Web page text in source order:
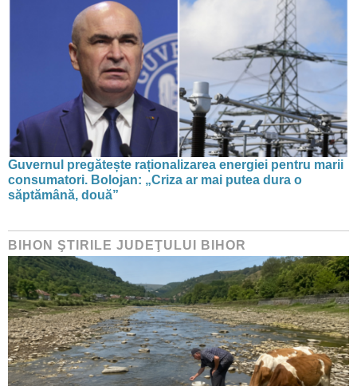
Guvernul pregătește raționalizarea energiei pentru marii
consumatori. Bolojan: „Criza ar mai putea dura o
săptămână, două”
BIHON ŞTIRILE JUDEŢULUI BIHOR